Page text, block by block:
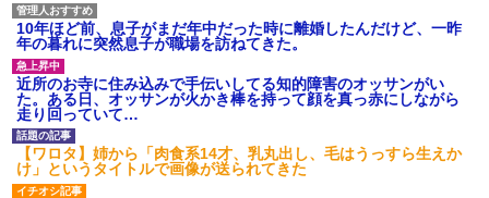
10年ほど前、息子がまだ年中だった時に離婚したんだけど、一昨
年の暮れに突然息子が職場を訪ねてきた。
近所のお寺に住み込みで手伝いしてる知的障害のオッサンがい
た。ある日、オッサンが火かき棒を持って顔を真っ赤にしながら
走り回っていて…
【ワロタ】姉から「肉食系14才、乳丸出し、毛はうっすら生えか
け」というタイトルで画像が送られてきた